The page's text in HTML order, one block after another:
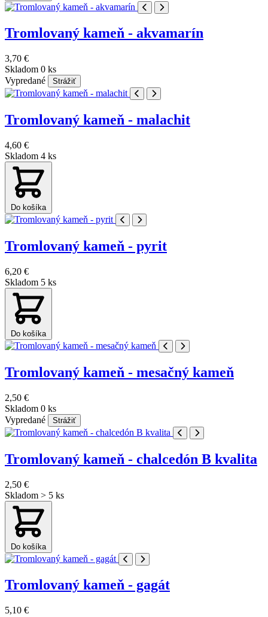
Tromlovaný kameň - akvamarín
3,70 €
Skladom 0 ks
Vypredané
Strážiť
Tromlovaný kameň - malachit
4,60 €
Skladom 4 ks
Do košíka
Tromlovaný kameň - pyrit
6,20 €
Skladom 5 ks
Do košíka
Tromlovaný kameň - mesačný kameň
2,50 €
Skladom 0 ks
Vypredané
Strážiť
Tromlovaný kameň - chalcedón B kvalita
2,50 €
Skladom > 5 ks
Do košíka
Tromlovaný kameň - gagát
5,10 €